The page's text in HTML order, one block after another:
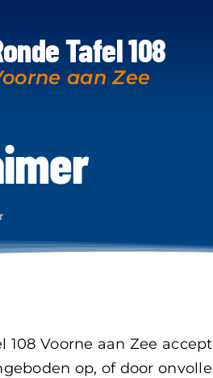
Tafel 108
aan Zee
108 Voorne aan Zee
op, of door